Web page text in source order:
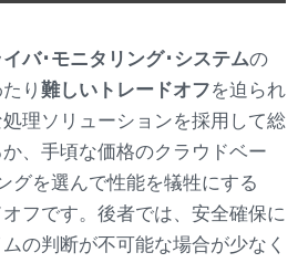
バ･モニタリング･システムの
り 難しいトレードオフを迫られ
理ソリューションを採用して総
、手頃な価格のクラウドベー
グを選んで性能を犠牲にする
フです。後者では、安全確保に
の判断が不可能な場合が少なく